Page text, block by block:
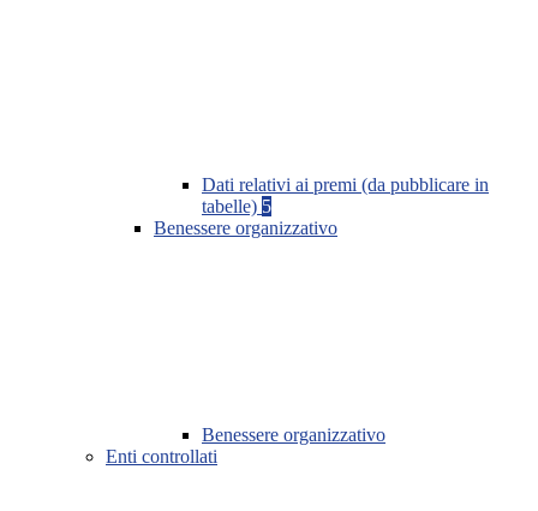
Dati relativi ai premi (da pubblicare in
tabelle) 5
Benessere organizzativo
Benessere organizzativo
Enti controllati